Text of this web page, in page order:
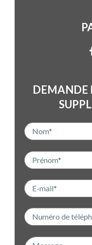
DEMANDE